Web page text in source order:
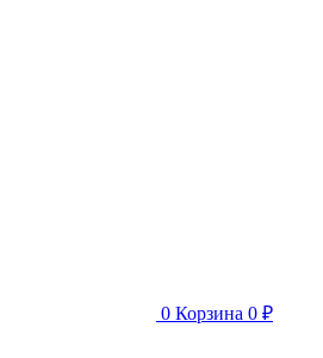
0 Корзина 0 ₽